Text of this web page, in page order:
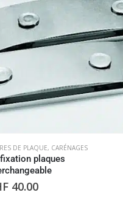
DE PLAQUE, CARÉNAGES
plaques
40.00